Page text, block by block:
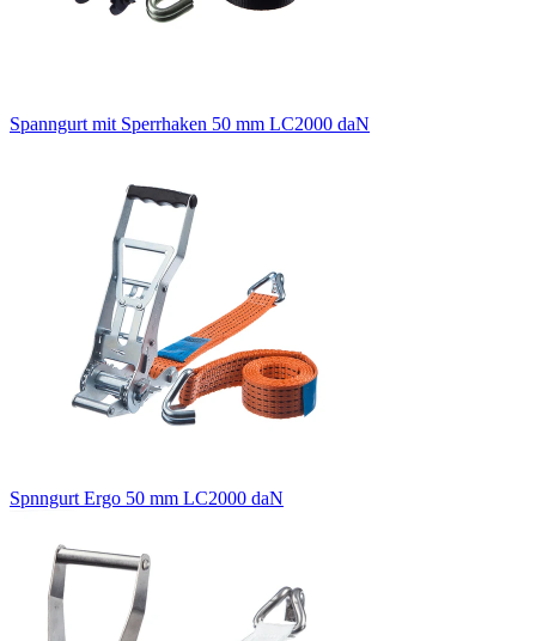
Spanngurt mit Sperrhaken 50 mm LC2000 daN
Spnngurt Ergo 50 mm LC2000 daN